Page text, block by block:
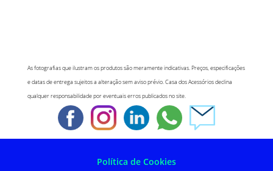
As fotografias que ilustram os produtos são meramente indicativas. Preços, especificações
e datas de entrega sujeitos a alteração sem aviso prévio. Casa dos Acessórios declina
qualquer responsabilidade por eventuais erros publicados no site.
Política de Cookies